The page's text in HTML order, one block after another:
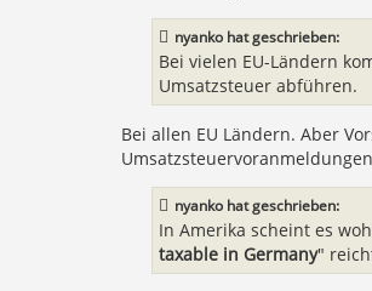
nyanko hat geschrieben:
Bei vielen EU-Ländern
Umsatzsteuer abführen.
Bei allen EU Ländern. Aber
nyanko hat geschrieben:
In Amerika scheint es
taxable in Germany"